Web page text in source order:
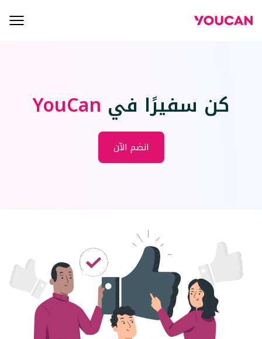
كن سفيرًا في YouCan
انضم الآن